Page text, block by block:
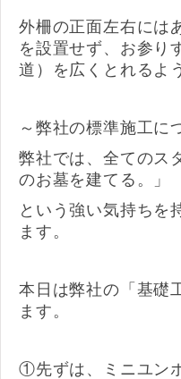
外柵の正面左右には
を設置せず、お参り
道）を広くとれるよ
～弊社の標準施工に
弊社では、全てのス
のお墓を建てる。」
という強い気持ちを
ます。
本日は弊社の「基礎
ます。
①先ずは、ミニユン